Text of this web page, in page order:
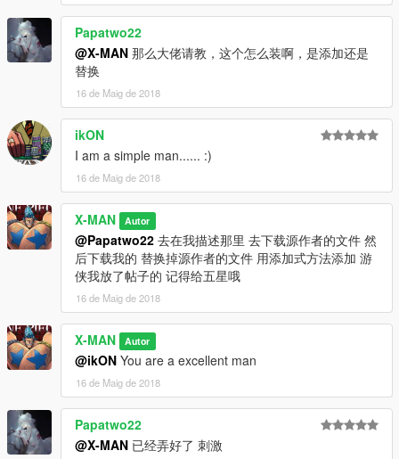
Papatwo22
@X-MAN 那么大佬请教，这个怎么装啊，是添加还是
替换
16 de Maig de 2018
ikON
I am a simple man...... :)
16 de Maig de 2018
X-MAN Autor
@Papatwo22 去在我描述那里 去下载源作者的文件 然
后下载我的 替换掉源作者的文件 用添加式方法添加 游
侠我放了帖子的 记得给五星哦
16 de Maig de 2018
X-MAN Autor
@ikON You are a excellent man
16 de Maig de 2018
Papatwo22
@X-MAN 已经弄好了 刺激